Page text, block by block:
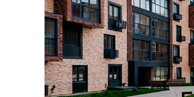
особая экономическая зона
? Концентрация
? Концентрация
? Концентрация
В пределах